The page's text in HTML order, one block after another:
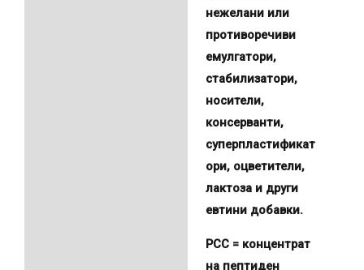
нежелани или
противоречиви
емулгатори,
стабилизатори,
носители,
консерванти,
суперпластификат
ори, оцветители,
лактоза и други
евтини добавки.
PCC = концентрат
на пептиден